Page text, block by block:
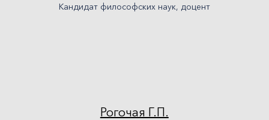
Кандидат философских наук, доцент
Рогочая Г.П.